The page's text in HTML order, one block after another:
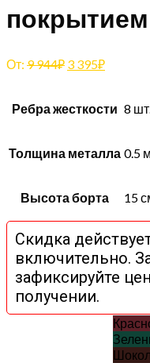
От: 9 944₽ 3 395₽
Ребра жесткости 8
Толщина металла 0.5
Высота борта 15
Скидка
включительно.
зафиксируйте
получении.